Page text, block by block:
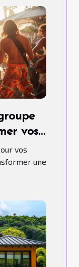
vos
vos
une